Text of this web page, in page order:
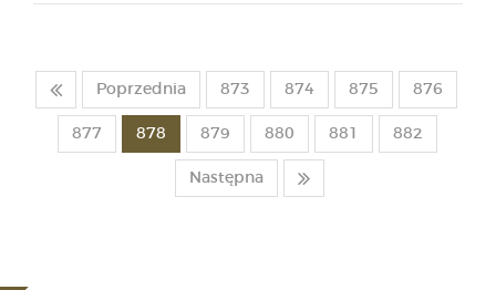
Poprzednia 873 874 875 876
877 878 879 880 881 882
Następna